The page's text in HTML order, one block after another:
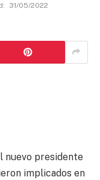
31/05/2022
nuevo presidente
implicados en